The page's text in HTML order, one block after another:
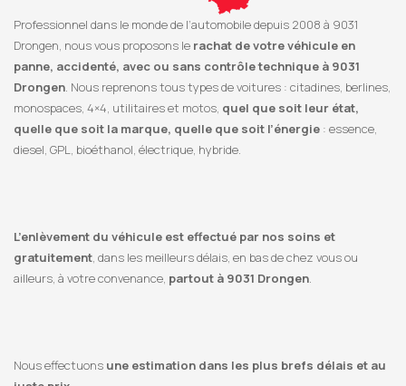
Professionnel dans le monde de l’automobile depuis 2008 à 9031
Drongen, nous vous proposons le rachat de votre véhicule en
panne, accidenté, avec ou sans contrôle technique à 9031
Drongen. Nous reprenons tous types de voitures : citadines, berlines,
monospaces, 4×4, utilitaires et motos, quel que soit leur état,
quelle que soit la marque, quelle que soit l’énergie : essence,
diesel, GPL, bioéthanol, électrique, hybride.
L’enlèvement du véhicule est effectué par nos soins et
gratuitement, dans les meilleurs délais, en bas de chez vous ou
ailleurs, à votre convenance, partout à 9031 Drongen.
Nous effectuons une estimation dans les plus brefs délais et au